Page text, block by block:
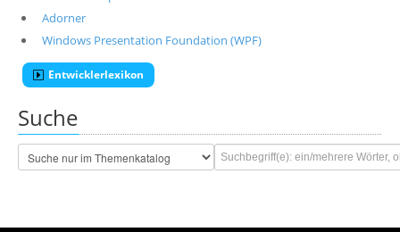
Adorner
Windows Presentation Foundation (WPF)
Entwicklerlexikon
Suche